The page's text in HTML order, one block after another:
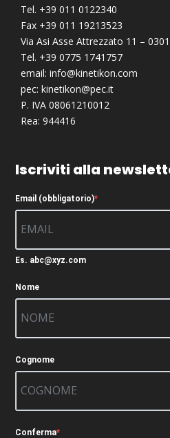
Tel. +39 011 0122340
Fax +39 011 19213523
Via Asi Asse Attrezzato 11 –
Tel. +39 0775 1741757
email:info@kinetikon.com
pec:kinetikon@pec.it
P. IVA 08061210012
Rea: 944416
Iscriviti alla
Email (obbligatorio)
Es. abc@xyz.com
Nome
Cognome
Conferma